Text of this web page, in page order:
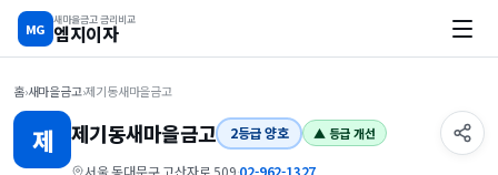
MG
새마을금고 금리비교
엠지이자
홈›새마을금고›제기동새마을금고
제 제기동새마을금고 2등급 양호 ▲ 등급 개선
서울 동대문구 고산자로 509·02-962-1327